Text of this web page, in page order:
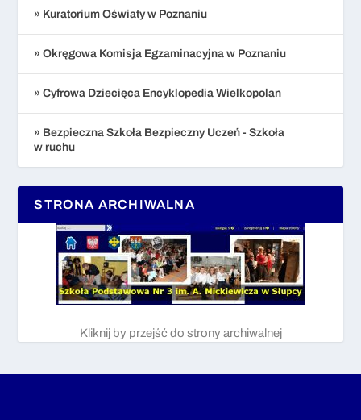
» Kuratorium Oświaty w Poznaniu
» Okręgowa Komisja Egzaminacyjna w Poznaniu
» Cyfrowa Dziecięca Encyklopedia Wielkopolan
» Bezpieczna Szkoła Bezpieczny Uczeń - Szkoła
w ruchu
STRONA ARCHIWALNA
Kliknij by przejść do strony archiwalnej